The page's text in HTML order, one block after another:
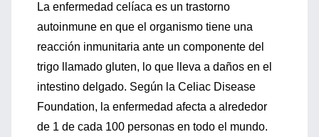
La enfermedad celíaca es un trastorno
autoinmune en que el organismo tiene una
reacción inmunitaria ante un componente del
trigo llamado gluten, lo que lleva a daños en el
intestino delgado. Según la Celiac Disease
Foundation, la enfermedad afecta a alrededor
de 1 de cada 100 personas en todo el mundo.